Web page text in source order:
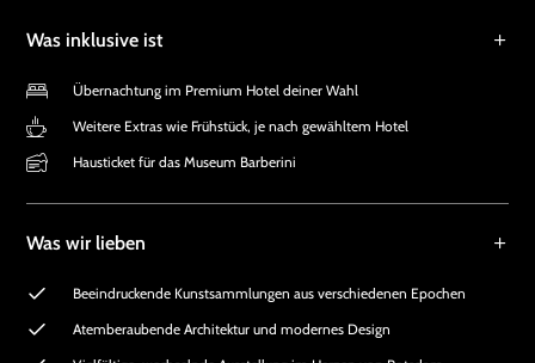
Was inklusive ist
Übernachtung im Premium Hotel deiner Wahl
Weitere Extras wie Frühstück, je nach gewähltem Hotel
Hausticket für das Museum Barberini
Was wir lieben
Beeindruckende Kunstsammlungen aus verschiedenen Epochen
Atemberaubende Architektur und modernes Design